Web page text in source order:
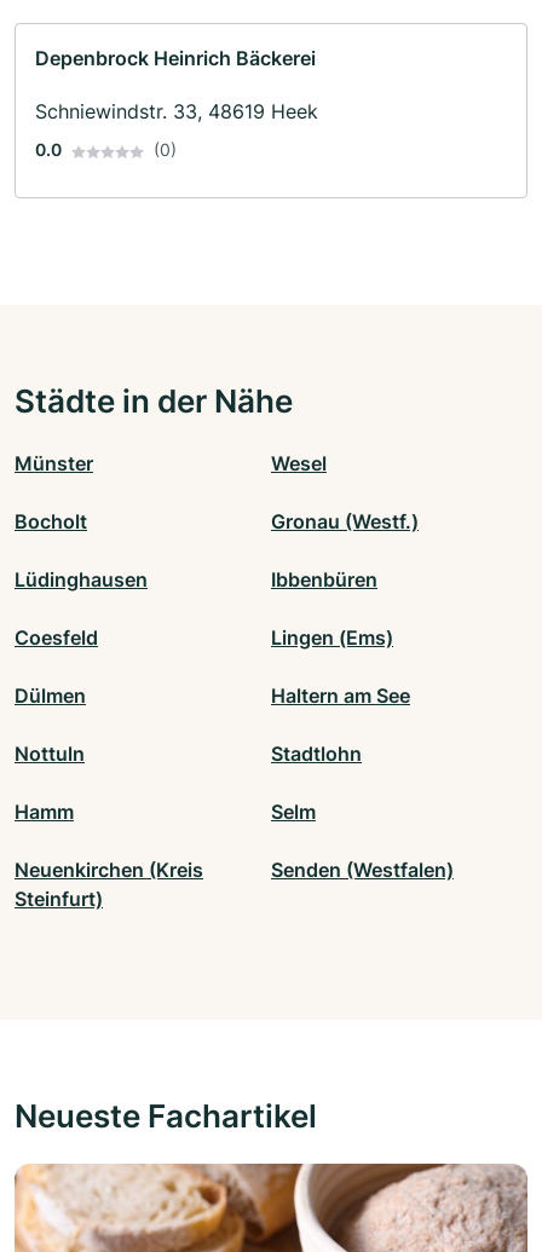
Depenbrock Heinrich Bäckerei
Schniewindstr. 33, 48619 Heek
0.0 (0)
Städte in der Nähe
Münster Wesel
Bocholt Gronau (Westf.)
Lüdinghausen Ibbenbüren
Coesfeld Lingen (Ems)
Dülmen Haltern am See
Nottuln Stadtlohn
Hamm Selm
Neuenkirchen (Kreis
Steinfurt)
Senden (Westfalen)
Neueste Fachartikel